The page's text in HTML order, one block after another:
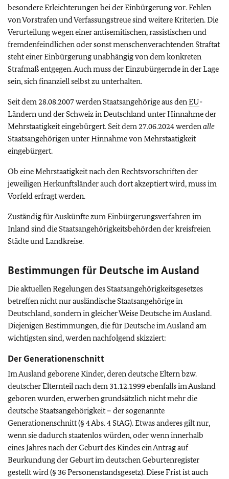
besondere Erleichterungen bei der Einbürgerung vor. Fehlen
von Vorstrafen und Verfassungstreue sind weitere Kriterien. Die
Verurteilung wegen einer antisemitischen, rassistischen und
fremdenfeindlichen oder sonst menschenverachtenden Straftat
steht einer Einbürgerung unabhängig von dem konkreten
Strafmaß entgegen. Auch muss der Einzubürgernde in der Lage
sein, sich finanziell selbst zu unterhalten.
Seit dem 28.08.2007 werden Staatsangehörige aus denEU-
Ländern und der Schweiz in Deutschland unter Hinnahme der
Mehrstaatigkeit eingebürgert. Seit dem 27.06.2024 werdenalle
Staatsangehörigen unter Hinnahme von Mehrstaatigkeit
eingebürgert.
Ob eine Mehrstaatigkeit nach den Rechtsvorschriften der
jeweiligen Herkunftsländer auch dort akzeptiert wird, muss im
Vorfeld erfragt werden.
Zuständig für Auskünfte zum Einbürgerungsverfahren im
Inland sind die Staatsangehörigkeitsbehörden der kreisfreien
Städte und Landkreise.
Bestimmungen für Deutsche im Ausland
Die aktuellen Regelungen des Staatsangehörigkeitsgesetzes
betreffen nicht nur ausländische Staatsangehörige in
Deutschland, sondern in gleicher Weise Deutsche im Ausland.
Diejenigen Bestimmungen, die für Deutsche im Ausland am
wichtigsten sind, werden nachfolgend skizziert:
Der Generationenschnitt
Im Ausland geborene Kinder, deren deutsche Eltern bzw.
deutscher Elternteil nach dem 31.12.1999 ebenfalls im Ausland
geboren wurden, erwerben grundsätzlich nicht mehr die
deutsche Staatsangehörigkeit – der sogenannte
Generationenschnitt (§ 4 Abs. 4 StAG). Etwas anderes gilt nur,
wenn sie dadurch staatenlos würden, oder wenn innerhalb
eines Jahres nach der Geburt des Kindes ein Antrag auf
Beurkundung der Geburt im deutschen Geburtenregister
gestellt wird (§ 36 Personenstandsgesetz). Diese Frist ist auch